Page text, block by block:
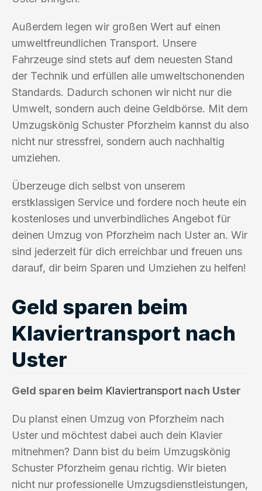
Außerdem legen wir großen Wert auf einen
umweltfreundlichen Transport. Unsere
Fahrzeuge sind stets auf dem neuesten Stand
der Technik und erfüllen alle umweltschonenden
Standards. Dadurch schonen wir nicht nur die
Umwelt, sondern auch deine Geldbörse. Mit dem
Umzugskönig Schuster Pforzheim kannst du also
nicht nur stressfrei, sondern auch nachhaltig
umziehen.
Überzeuge dich selbst von unserem
erstklassigen Service und fordere noch heute ein
kostenloses und unverbindliches Angebot für
deinen Umzug von Pforzheim nach Uster an. Wir
sind jederzeit für dich erreichbar und freuen uns
darauf, dir beim Sparen und Umziehen zu helfen!
Geld sparen beim
Klaviertransport nach
Uster
Geld sparen beim Klaviertransport nach Uster
Du planst einen Umzug von Pforzheim nach
Uster und möchtest dabei auch dein Klavier
mitnehmen? Dann bist du beim Umzugskönig
Schuster Pforzheim genau richtig. Wir bieten
nicht nur professionelle Umzugsdienstleistungen,